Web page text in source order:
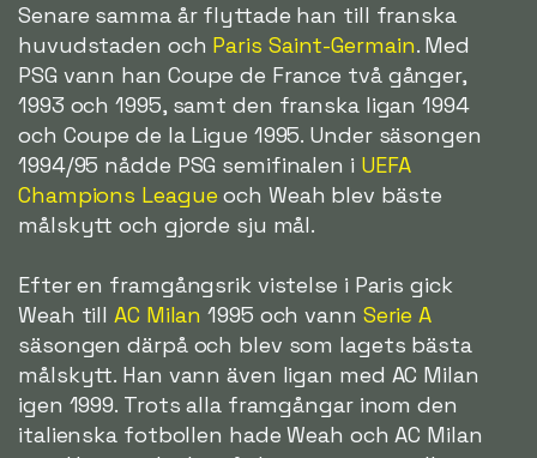
Senare samma år flyttade han till franska
huvudstaden och Paris Saint-Germain. Med
PSG vann han Coupe de France två gånger,
1993 och 1995, samt den franska ligan 1994
och Coupe de la Ligue 1995. Under säsongen
1994/95 nådde PSG semifinalen i UEFA
Champions League och Weah blev bäste
målskytt och gjorde sju mål.
Efter en framgångsrik vistelse i Paris gick
Weah till AC Milan 1995 och vann Serie A
säsongen därpå och blev som lagets bästa
målskytt. Han vann även ligan med AC Milan
igen 1999. Trots alla framgångar inom den
italienska fotbollen hade Weah och AC Milan